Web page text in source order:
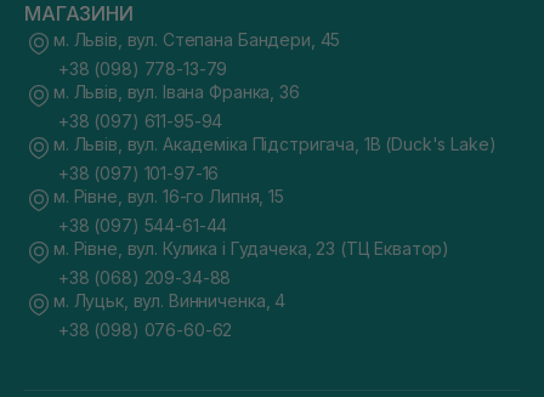
МАГАЗИНИ
м. Львів, вул. Степана Бандери, 45
+38 (098) 778-13-79
м. Львів, вул. Івана Франка, 36
+38 (097) 611-95-94
м. Львів, вул. Академіка Підстригача, 1В (Duck's Lake)
+38 (097) 101-97-16
м. Рівне, вул. 16-го Липня, 15
+38 (097) 544-61-44
м. Рівне, вул. Кулика і Гудачека, 23 (ТЦ Екватор)
+38 (068) 209-34-88
м. Луцьк, вул. Винниченка, 4
+38 (098) 076-60-62